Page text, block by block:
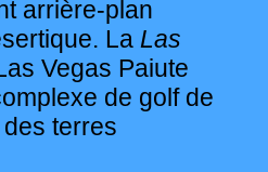
arrière-plan
LaLas
Vegas Paiute
de golf de
terres